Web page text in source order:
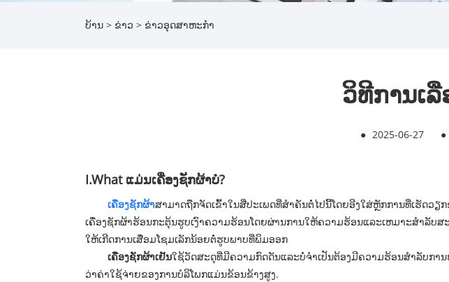
ບ້ານ > ຂ່າວ > ຂ່າວອຸດສາຫະກໍາ
ວິທີການເ
● 2025-06-27 ●
I.What ແມ່ນເຄື່ອງຊັກຜ້າບໍ?
ເຄື່ອງຊັກຜ້າສາມາດຖືກຈັດເຂົ້າໃນສີ່ປະເພດທີ່ສໍາຄັນຕໍ່ໄປນີ້ໂດຍອີງໃສ່ຫຼັກການທີ່ເຮັດວຽກ
ເຄື່ອງຊັກຜ້າຮ້ອນກະຕຸ້ນຮູບເງົາຄວາມຮ້ອນໂດຍຜ່ານການໃຫ້ຄວາມຮ້ອນແລະເຫມາະສໍາລັບ
ໃຫ້ເກີດການເສື່ອມໂຊມເລັກນ້ອຍຕໍ່ຮູບພາບທີ່ພິມອອກ
ເຄື່ອງຊັກຜ້າເຢັນໃຊ້ວັດສະດຸທີ່ມີຄວາມກົດດັນແລະບໍ່ຈໍາເປັນຕ້ອງມີຄວາມຮ້ອນສໍາລັບກາ
ວ່າຄ່າໃຊ້ຈ່າຍຂອງການບໍລິໂພກແມ່ນຂ້ອນຂ້າງສູງ.